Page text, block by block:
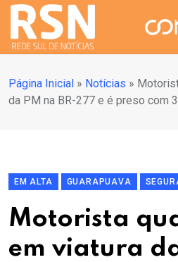
Página Inicial » Notícias »
da PM na BR-277 e é preso com
EM ALTA GUARAPUAVA
Motorista
em viatura